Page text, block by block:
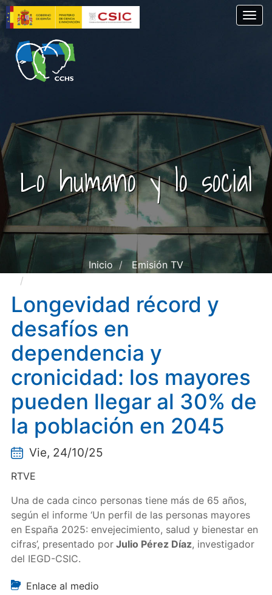
Pasar
al
contenido
principal
Lo humano y lo social
Inicio
Emisión TV
cronicidad: los mayores pueden llegar al 30% de la
población en 2045
Longevidad récord y
desafíos en
dependencia y
cronicidad: los mayores
pueden llegar al 30% de
la población en 2045
Vie, 24/10/25
RTVE
Una de cada cinco personas tiene más de 65 años,
según el informe ‘Un perfil de las personas mayores
en España 2025: envejecimiento, salud y bienestar en
cifras’, presentado porJulio Pérez Díaz, investigador
del IEGD-CSIC.
Enlace al medio